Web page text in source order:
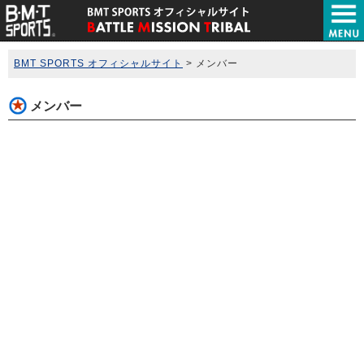
BMT SPORTS オフィシャルサイト > メンバー
メンバー